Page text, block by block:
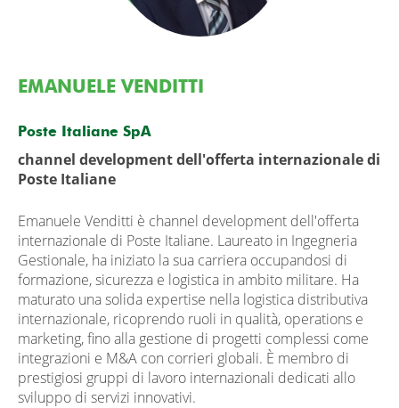
EMANUELE VENDITTI
Poste Italiane SpA
channel development dell'offerta internazionale di
Poste Italiane
Emanuele Venditti è channel development dell'offerta
internazionale di Poste Italiane. Laureato in Ingegneria
Gestionale, ha iniziato la sua carriera occupandosi di
formazione, sicurezza e logistica in ambito militare. Ha
maturato una solida expertise nella logistica distributiva
internazionale, ricoprendo ruoli in qualità, operations e
marketing, fino alla gestione di progetti complessi come
integrazioni e M&A con corrieri globali. È membro di
prestigiosi gruppi di lavoro internazionali dedicati allo
sviluppo di servizi innovativi.